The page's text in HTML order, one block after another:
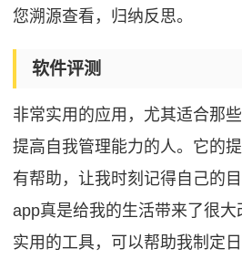
您溯源查看，归纳反思。
软件评测
非常实用的应用，尤其适合那
提高自我管理能力的人。它的
有帮助，让我时刻记得自己的
app真是给我的生活带来了很
实用的工具，可以帮助我制定